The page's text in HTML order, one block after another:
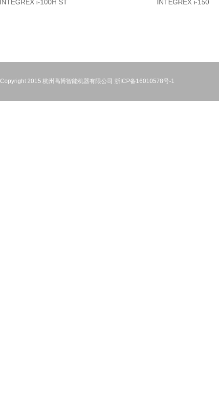
INTEGREX i-100H ST INTEGREX i-150
Copyright 2015 杭州高博智能机器有限公司 浙ICP备16010578号-1